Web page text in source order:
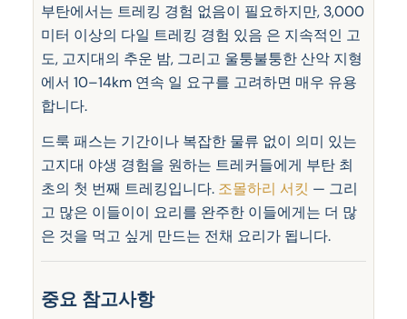
부탄에서는 트레킹 경험 없음이 필요하지만, 3,000
미터 이상의 다일 트레킹 경험 있음 은 지속적인 고
도, 고지대의 추운 밤, 그리고 울퉁불퉁한 산악 지형
에서 10–14km 연속 일 요구를 고려하면 매우 유용
합니다.
드룩 패스는 기간이나 복잡한 물류 없이 의미 있는
고지대 야생 경험을 원하는 트레커들에게 부탄 최
초의 첫 번째 트레킹입니다. 조몰하리 서킷 — 그리
고 많은 이들이이 요리를 완주한 이들에게는 더 많
은 것을 먹고 싶게 만드는 전채 요리가 됩니다.
중요 참고사항